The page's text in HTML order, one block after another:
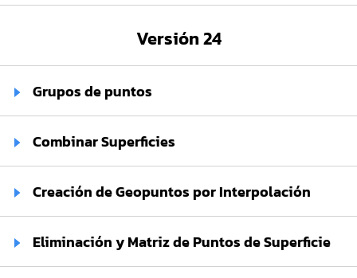
Versión 24
Grupos de puntos
Combinar Superficies
Creación de Geopuntos por Interpolación
Eliminación y Matriz de Puntos de Superficie